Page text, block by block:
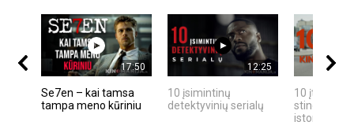
17:50
Se7en – kai tamsa
tampa meno kūriniu
12:25
10 įsimintinų
detektyvinių serialų
10 įtemptų,
stingdančių
istorijų